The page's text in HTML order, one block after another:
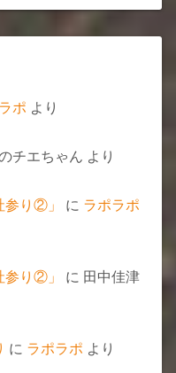
ポ より
チエちゃん より
参り②」 に ラポラポ
参り②」 に 田中佳津
に ラポラポ より